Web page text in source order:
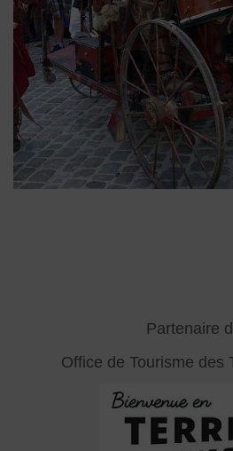
Partenaire
Office de Tourisme des